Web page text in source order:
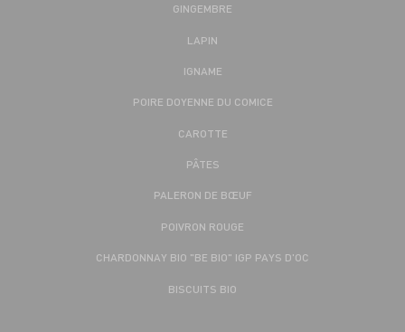
GINGEMBRE
LAPIN
IGNAME
POIRE DOYENNE DU COMICE
CAROTTE
PÂTES
PALERON DE BŒUF
POIVRON ROUGE
CHARDONNAY BIO "BE BIO" IGP PAYS D'OC
BISCUITS BIO